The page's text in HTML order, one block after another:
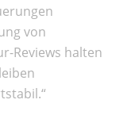
von
Reviews halten